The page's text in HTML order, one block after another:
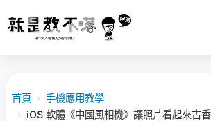
首頁 › 手機應用教學
› iOS 軟體《中國風相機》讓照片看起來古